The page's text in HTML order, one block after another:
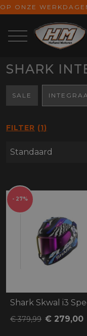
SHARK
SALE
FILTER 1
Standaard
- 27%
€ 379,99 € 279,00